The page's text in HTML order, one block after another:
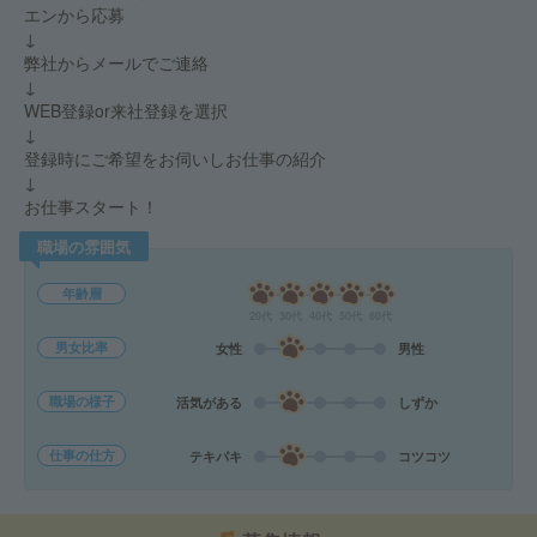
エンから応募
↓
弊社からメールでご連絡
↓
WEB登録or来社登録を選択
↓
登録時にご希望をお伺いしお仕事の紹介
↓
お仕事スタート！
職場の雰囲気
年齢層
男女比率 女性 男性
職場の様子 活気がある しずか
仕事の仕方 テキパキ コツコツ